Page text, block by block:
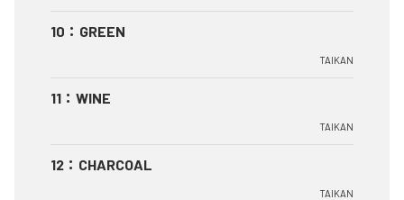
10 ： GREEN
TAIKAN
11 ： WINE
TAIKAN
12 ： CHARCOAL
TAIKAN